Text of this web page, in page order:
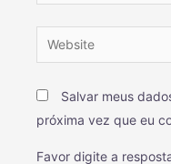
Salvar meus
próxima vez que eu
Favor digite a